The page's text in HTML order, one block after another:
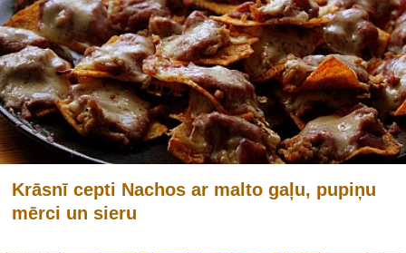
Krāsnī cepti Nachos ar malto gaļu, pupiņu
mērci un sieru